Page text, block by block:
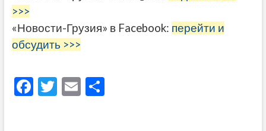
>>>
«Новости-Грузия» в Facebook: перейти и
обсудить >>>
F T E О